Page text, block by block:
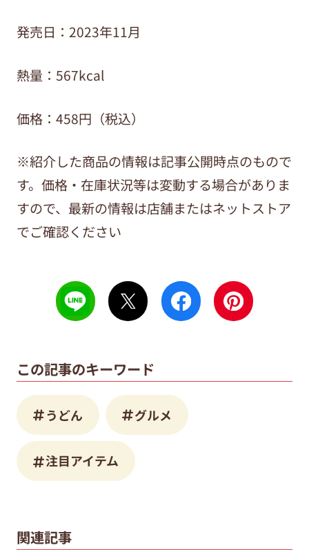
発売日：2023年11月
熱量：567kcal
価格：458円（税込）
※紹介した商品の情報は記事公開時点のもので
す。価格・在庫状況等は変動する場合がありま
すので、最新の情報は店舗またはネットストア
でご確認ください
この記事のキーワード
うどん グルメ
注目アイテム
関連記事